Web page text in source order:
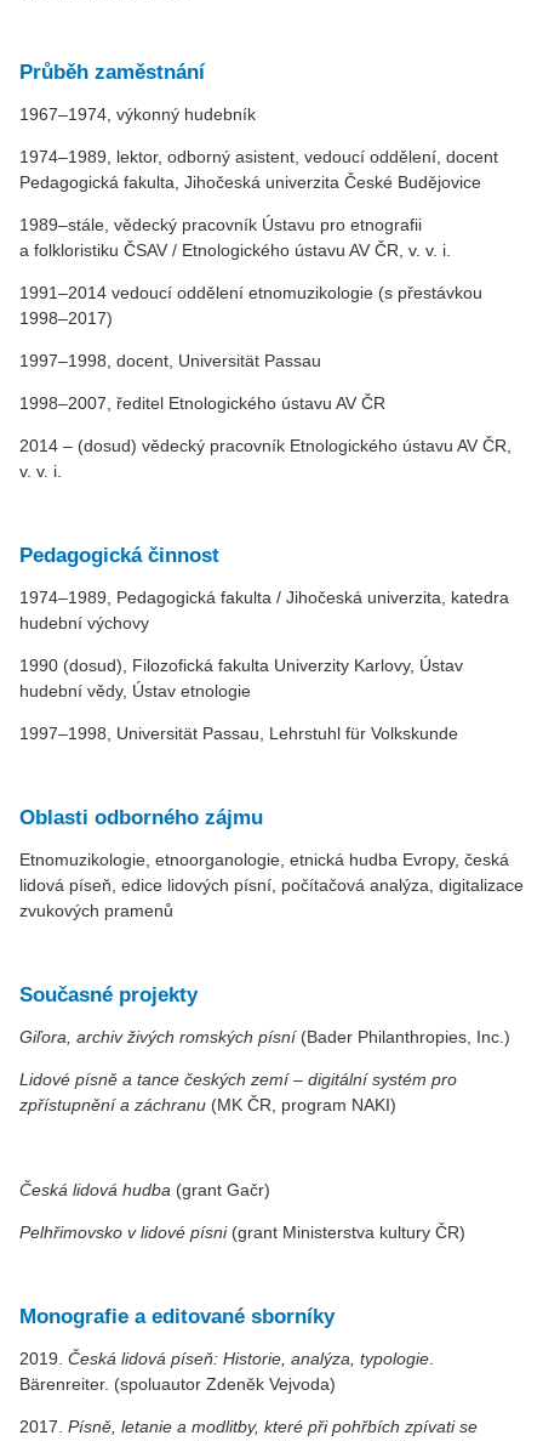
Průběh zaměstnání
1967–1974, výkonný hudebník
1974–1989, lektor, odborný asistent, vedoucí oddělení, docent
Pedagogická fakulta, Jihočeská univerzita České Budějovice
1989–stále, vědecký pracovník Ústavu pro etnografii
a folkloristiku ČSAV / Etnologického ústavu AV ČR, v. v. i.
1991–2014 vedoucí oddělení etnomuzikologie (s přestávkou
1998–2017)
1997–1998, docent, Universität Passau
1998–2007, ředitel Etnologického ústavu AV ČR
2014 – (dosud) vědecký pracovník Etnologického ústavu AV ČR,
v. v. i.
Pedagogická činnost
1974–1989, Pedagogická fakulta / Jihočeská univerzita, katedra
hudební výchovy
1990 (dosud), Filozofická fakulta Univerzity Karlovy, Ústav
hudební vědy, Ústav etnologie
1997–1998, Universität Passau, Lehrstuhl für Volkskunde
Oblasti odborného zájmu
Etnomuzikologie, etnoorganologie, etnická hudba Evropy, česká
lidová píseň, edice lidových písní, počítačová analýza, digitalizace
zvukových pramenů
Současné projekty
Giľora, archiv živých romských písní (Bader Philanthropies, Inc.)
Lidové písně a tance českých zemí – digitální systém pro
zpřístupnění a záchranu (MK ČR, program NAKI)
Česká lidová hudba (grant Gačr)
Pelhřimovsko v lidové písni(grant Ministerstva kultury ČR)
Monografie a editované sborníky
2019. Česká lidová píseň: Historie, analýza, typologie.
Bärenreiter. (spoluautor Zdeněk Vejvoda)
2017. Písně, letanie a modlitby, které při pohřbích zpívati se